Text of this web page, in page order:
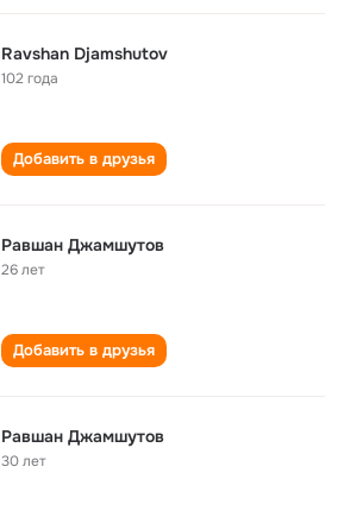
Ravshan Djamshutov
102 года
Добавить в друзья
Равшан Джамшутов
26 лет
Добавить в друзья
Равшан Джамшутов
30 лет